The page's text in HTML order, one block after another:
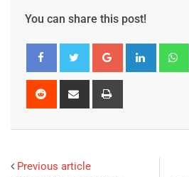
You can share this post!
Google+ LinkedIn
Reddit
Share
Previous article